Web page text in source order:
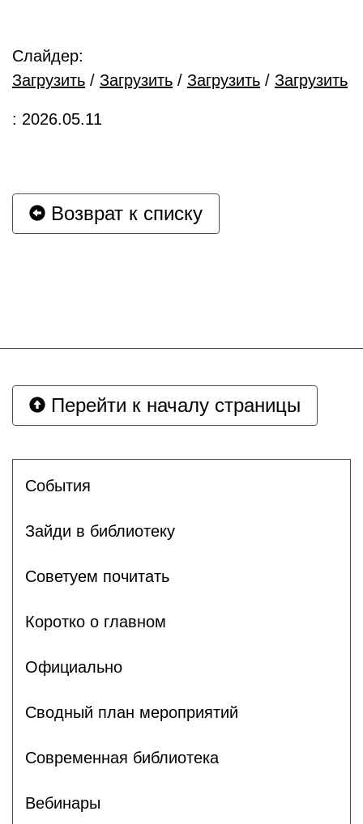
Слайдер:
Загрузить / Загрузить / Загрузить / Загрузить
: 2026.05.11
Возврат к списку
Перейти к началу страницы
События
Зайди в библиотеку
Советуем почитать
Коротко о главном
Официально
Сводный план мероприятий
Современная библиотека
Вебинары